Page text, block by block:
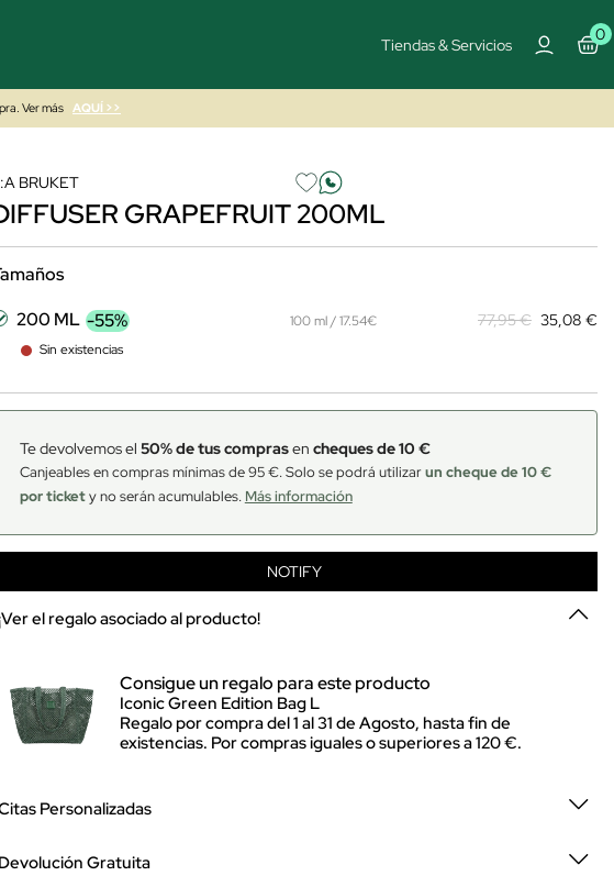
Tiendas & Servicios
0
Ver más AQUÍ >>
BRUKET
GRAPEFRUIT 200ML
200 ML -55%
Sin existencias
100 ml / 17.54€ 77,95 € 35,08 €
Te devolvemos el 50% de tus comprasen cheques de 10 €
Canjeables en compras mínimas de 95 €. Solo se podrá utilizarun cheque de 10 €
por tickety no serán acumulables. Más información
NOTIFY
el regalo asociado al producto!
Consigue un regalo para este producto
Iconic Green Edition Bag L
Regalo por compra del 1 al 31 de Agosto, hasta fin de
existencias. Por compras iguales o superiores a 120 €.
Personalizadas
Devolución Gratuita